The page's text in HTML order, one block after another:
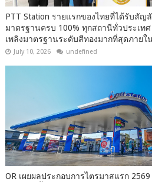
PTT Station รายแรกของไทยที่ได้รับสัญ
มาตรฐานครบ 100% ทุกสถานีทั่วประเท
เพลิงมาตรฐานระดับสีทองมากที่สุดภายใ
July 10, 2026 undefined
OR เผยผลประกอบการไตรมาสแรก